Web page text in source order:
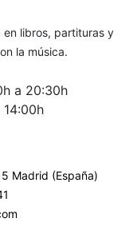
en libros, partituras y
la música.
a 20:30h
14:00h
Madrid (España)